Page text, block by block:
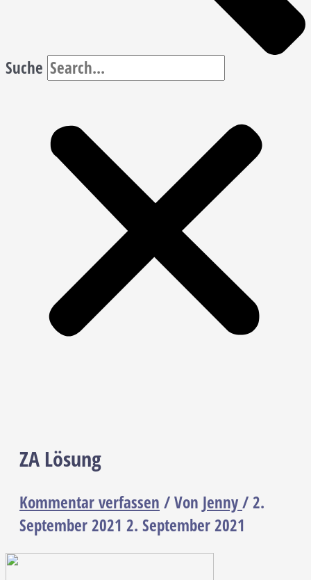
Suche
ZA Lösung
Kommentar verfassen / Von Jenny/2.
September 2021 2. September 2021